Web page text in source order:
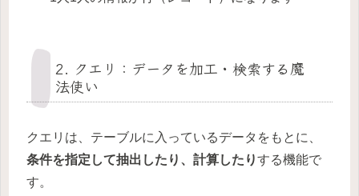
2. クエリ：データを加工・検索する魔
法使い
クエリは、テーブルに入っているデータをもとに、
条件を指定して抽出したり、計算したりする機能で
す。